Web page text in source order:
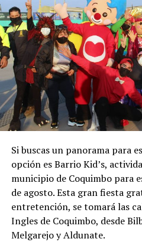
Si buscas un panorama para
opción es Barrio Kid’s,
municipio de Coquimbo para
de agosto. Esta gran fiesta
entretención, se tomará las
Ingles de Coquimbo, desde
Melgarejo y Aldunate.